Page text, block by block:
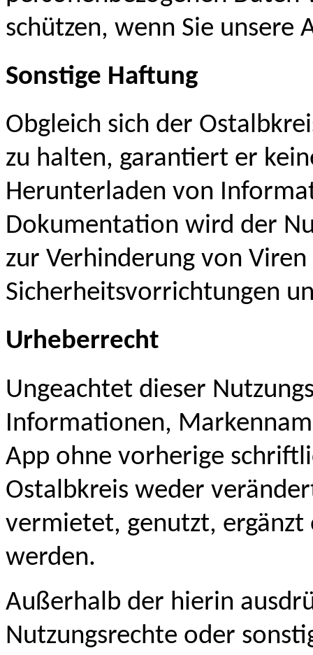
schützen, wenn Sie unsere
Sonstige Haftung
Obgleich sich der
zu halten, garantiert er
Herunterladen von
Dokumentation wird der
zur Verhinderung von
Sicherheitsvorrichtungen
Urheberrecht
Ungeachtet dieser
Informationen,
App ohne vorherige
Ostalbkreis weder
vermietet, genutzt,
werden.
Außerhalb der hierin
Nutzungsrechte oder